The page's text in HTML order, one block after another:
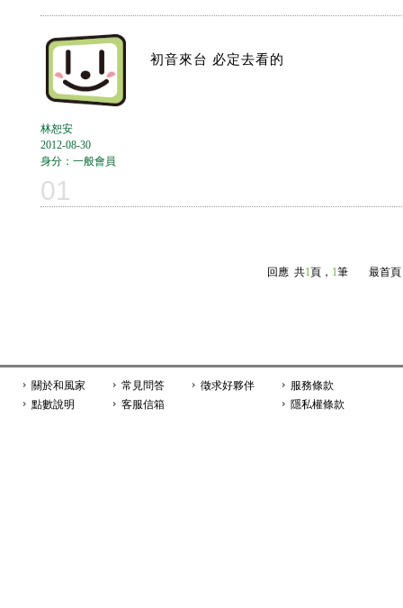
林恕安
2012-08-30
身分：一般會員
01
初音來台 必定去看的
回應共1頁， 1筆 最首
關於和風家
點數說明
常見問答
客服信箱
徵求好夥伴
服務條款
隱私權條款